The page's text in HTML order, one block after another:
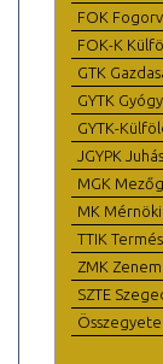
FOK
FOK-K
GTK
GYTK
GYTK-
JGYPK
MGK
MK
TTIK
ZMK
SZTE